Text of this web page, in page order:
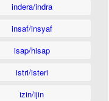
indera/indra
insaf/insyaf
isap/hisap
istri/isteri
izin/ijin